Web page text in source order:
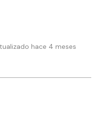
hace 4 meses